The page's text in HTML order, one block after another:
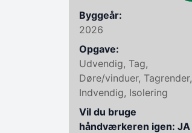
Byggeår:
2026
Opgave:
Udvendig, Tag,
Døre/vinduer, Tagrender,
Indvendig, Isolering
Vil du bruge
håndværkeren igen: JA